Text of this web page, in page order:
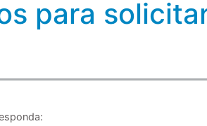
para